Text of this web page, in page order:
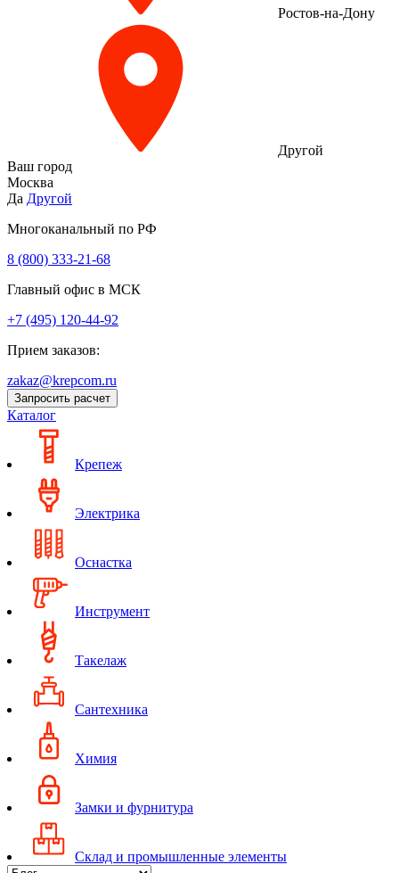
Ростов-на-Дону
Другой
Ваш город
Москва
Да Другой
Многоканальный по РФ
8 (800) 333‑21-68
Главный офис в МСК
+7 (495) 120-44-92
Прием заказов:
zakaz@krepcom.ru
Запросить расчет
Каталог
Крепеж
Электрика
Оснастка
Инструмент
Такелаж
Сантехника
Химия
Замки и фурнитура
Склад и промышленные элементы